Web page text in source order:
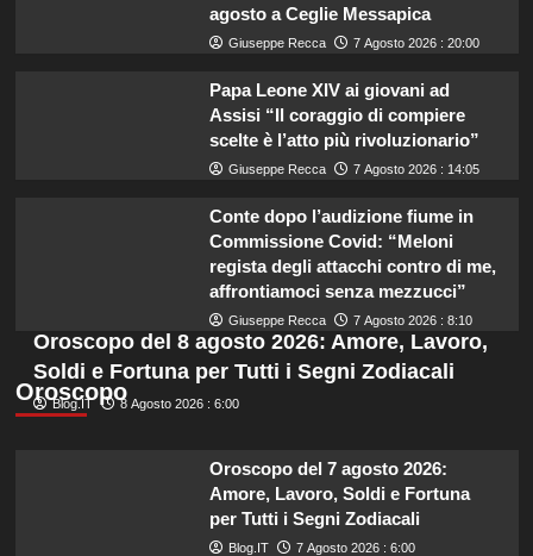
agosto a Ceglie Messapica
Giuseppe Recca 7 Agosto 2026 : 20:00
Papa Leone XIV ai giovani ad
Assisi “Il coraggio di compiere
scelte è l’atto più rivoluzionario”
Giuseppe Recca 7 Agosto 2026 : 14:05
Conte dopo l’audizione fiume in
Commissione Covid: “Meloni
regista degli attacchi contro di me,
affrontiamoci senza mezzucci”
Giuseppe Recca 7 Agosto 2026 : 8:10
Oroscopo
Oroscopo del 8 agosto 2026: Amore, Lavoro,
Soldi e Fortuna per Tutti i Segni Zodiacali
Blog.IT 8 Agosto 2026 : 6:00
Oroscopo del 7 agosto 2026:
Amore, Lavoro, Soldi e Fortuna
per Tutti i Segni Zodiacali
Blog.IT 7 Agosto 2026 : 6:00